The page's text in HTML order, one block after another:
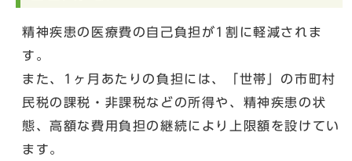
精神疾患の医療費の自己負担が1割に軽減されま
す。
また、1ヶ月あたりの負担には、「世帯」の市町村
民税の課税・非課税などの所得や、精神疾患の状
態、高額な費用負担の継続により上限額を設けてい
ます。